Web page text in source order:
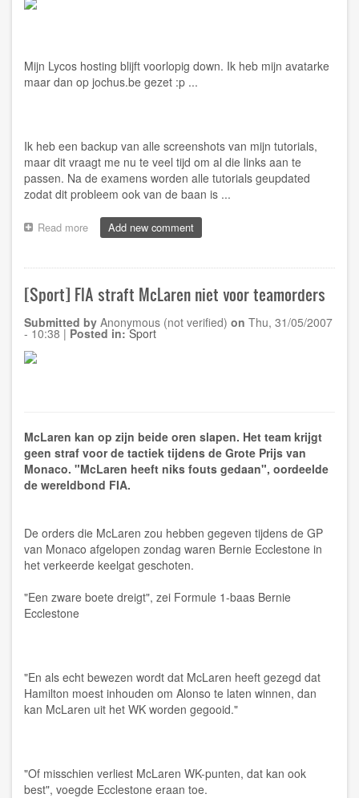
Mijn Lycos hosting blijft voorlopig down. Ik heb mijn avatarke
maar dan op jochus.be gezet :p ...
Ik heb een backup van alle screenshots van mijn tutorials,
maar dit vraagt me nu te veel tijd om al die links aan te
passen. Na de examens worden alle tutorials geupdated
zodat dit probleem ook van de baan is ...
Read more about
[Website]
nog
steeds
down
Add new comment
[Sport] FIA straft McLaren niet voor teamorders
Submitted by Anonymous (not verified) on Thu, 31/05/2007
- 10:38 | Posted in:Sport
McLaren kan op zijn beide oren slapen. Het team krijgt
geen straf voor de tactiek tijdens de Grote Prijs van
Monaco. "McLaren heeft niks fouts gedaan", oordeelde
de wereldbond FIA.
De orders die McLaren zou hebben gegeven tijdens de GP
van Monaco afgelopen zondag waren Bernie Ecclestone in
het verkeerde keelgat geschoten.
"Een zware boete dreigt", zei Formule 1-baas Bernie
Ecclestone
"En als echt bewezen wordt dat McLaren heeft gezegd dat
Hamilton moest inhouden om Alonso te laten winnen, dan
kan McLaren uit het WK worden gegooid."
"Of misschien verliest McLaren WK-punten, dat kan ook
best", voegde Ecclestone eraan toe.